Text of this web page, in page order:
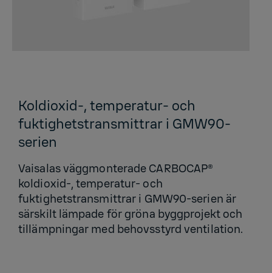
Koldioxid-, temperatur- och
fuktighetstransmittrar i GMW90-
serien
Vaisalas väggmonterade CARBOCAP®
koldioxid-, temperatur- och
fuktighetstransmittrar i GMW90-serien är
särskilt lämpade för gröna byggprojekt och
tillämpningar med behovsstyrd ventilation.